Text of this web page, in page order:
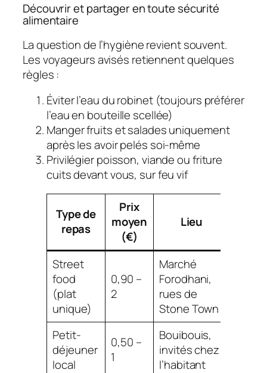
Découvrir et partager en toute sécurité
alimentaire
La question de l’hygiène revient souvent.
Les voyageurs avisés retiennent quelques
règles :
Éviter l’eau du robinet (toujours préférer
l’eau en bouteille scellée)
Manger fruits et salades uniquement
après les avoir pelés soi-même
Privilégier poisson, viande ou friture
cuits devant vous, sur feu vif
Type de
repas
Prix
moyen
(€)
Lieu
Street
food
(plat
unique)
0,90 –
2
Marché
Forodhani,
rues de
Stone Town
Petit-
déjeuner
local
0,50 –
1
Bouibouis,
invités chez
l’habitant